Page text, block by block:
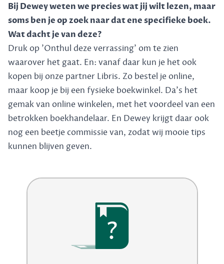
Bij Dewey weten we precies wat jij wilt lezen, maar
soms ben je op zoek naar dat ene specifieke boek.
Wat dacht je van deze?
Druk op 'Onthul deze verrassing' om te zien
waarover het gaat. En: vanaf daar kun je het ook
kopen bij onze partner Libris. Zo bestel je online,
maar koop je bij een fysieke boekwinkel. Da's het
gemak van online winkelen, met het voordeel van een
betrokken boekhandelaar. En Dewey krijgt daar ook
nog een beetje commissie van, zodat wij mooie tips
kunnen blijven geven.
?